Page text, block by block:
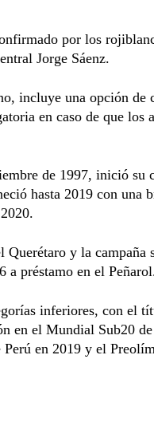
por los
Jorge Sáenz.
incluye una opción de
en caso de que los
de 1997, inició su
hasta 2019 con una
y la campaña
a préstamo en el
inferiores, con el
en el Mundial Sub20
Perú en 2019 y el